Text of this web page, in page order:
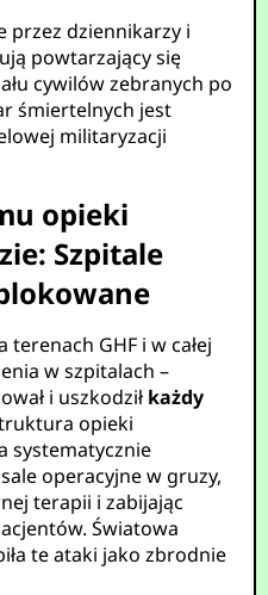
przez dziennikarzy i
powtarzający się
cywilów zebranych po
śmiertelnych jest
militaryzacji
opieki
Szpitale
terenach GHF i w całej
w szpitalach –
i uszkodził każdy
opieki
systematycznie
operacyjne w gruzy,
terapii i zabijając
Światowa
te ataki jako zbrodnie